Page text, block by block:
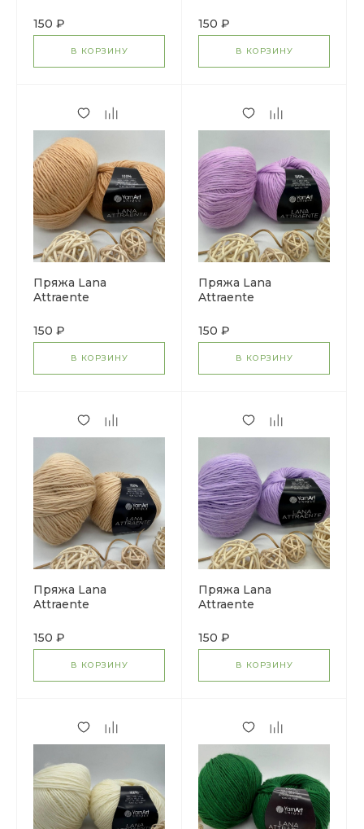
150 ₽
В КОРЗИНУ
150 ₽
В КОРЗИНУ
Пряжа Lana
Attraente
150 ₽
В КОРЗИНУ
Пряжа Lana
Attraente
150 ₽
В КОРЗИНУ
Пряжа Lana
Attraente
150 ₽
В КОРЗИНУ
Пряжа Lana
Attraente
150 ₽
В КОРЗИНУ